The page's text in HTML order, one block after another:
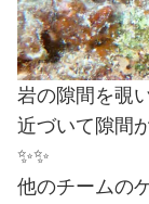
岩の隙間を覗
近づいて隙間
✨✨
他のチームの